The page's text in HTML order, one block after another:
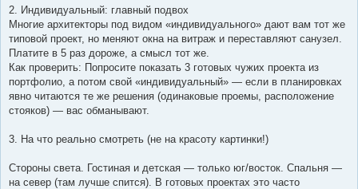
2. Индивидуальный: главный подвох
Многие архитекторы под видом «индивидуального» дают вам тот же
типовой проект, но меняют окна на витраж и переставляют санузел.
Платите в 5 раз дороже, а смысл тот же.
Как проверить: Попросите показать 3 готовых чужих проекта из
портфолио, а потом свой «индивидуальный» — если в планировках
явно читаются те же решения (одинаковые проемы, расположение
стояков) — вас обманывают.
3. На что реально смотреть (не на красоту картинки!)
Стороны света. Гостиная и детская — только юг/восток. Спальня —
на север (там лучше спится). В готовых проектах это часто